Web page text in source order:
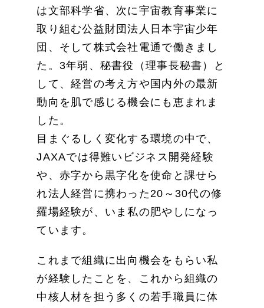
は文部科学省、次に宇宙教育事業に
取り組む公益財団法人日本宇宙少年
団、そして株式会社電通で働きまし
た。3年弱、秘書役（理事長秘書）と
して、経営の考え方や国内外の最新
動向を肌で感じる機会にも恵まれま
した。
目まぐるしく変化する環境の中で、
JAXAでは得難いビジネス開発経験
や、赤字から黒字化を使命と課せら
れ法人経営に携わった20～30代の修
羅場経験が、いま私の肥やしになっ
ています。
これまで組織に出向機会をもらい私
が経験したことを、これから組織の
中核人材を担う多くの若手職員に体